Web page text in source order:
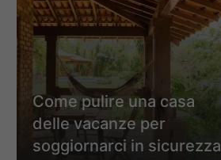
Come pulire una casa
delle vacanze per
soggiornarci in sicurezza